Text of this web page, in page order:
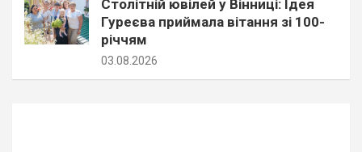
Столітній ювілей у Вінниці: Ідея
Гуреєва приймала вітання зі 100-
річчям
03.08.2026